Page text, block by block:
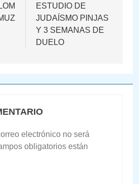
ESTUDIO DE
JUDAÍSMO PINJAS
Y 3 SEMANAS DE
DUELO
electrónico no será
obligatorios están